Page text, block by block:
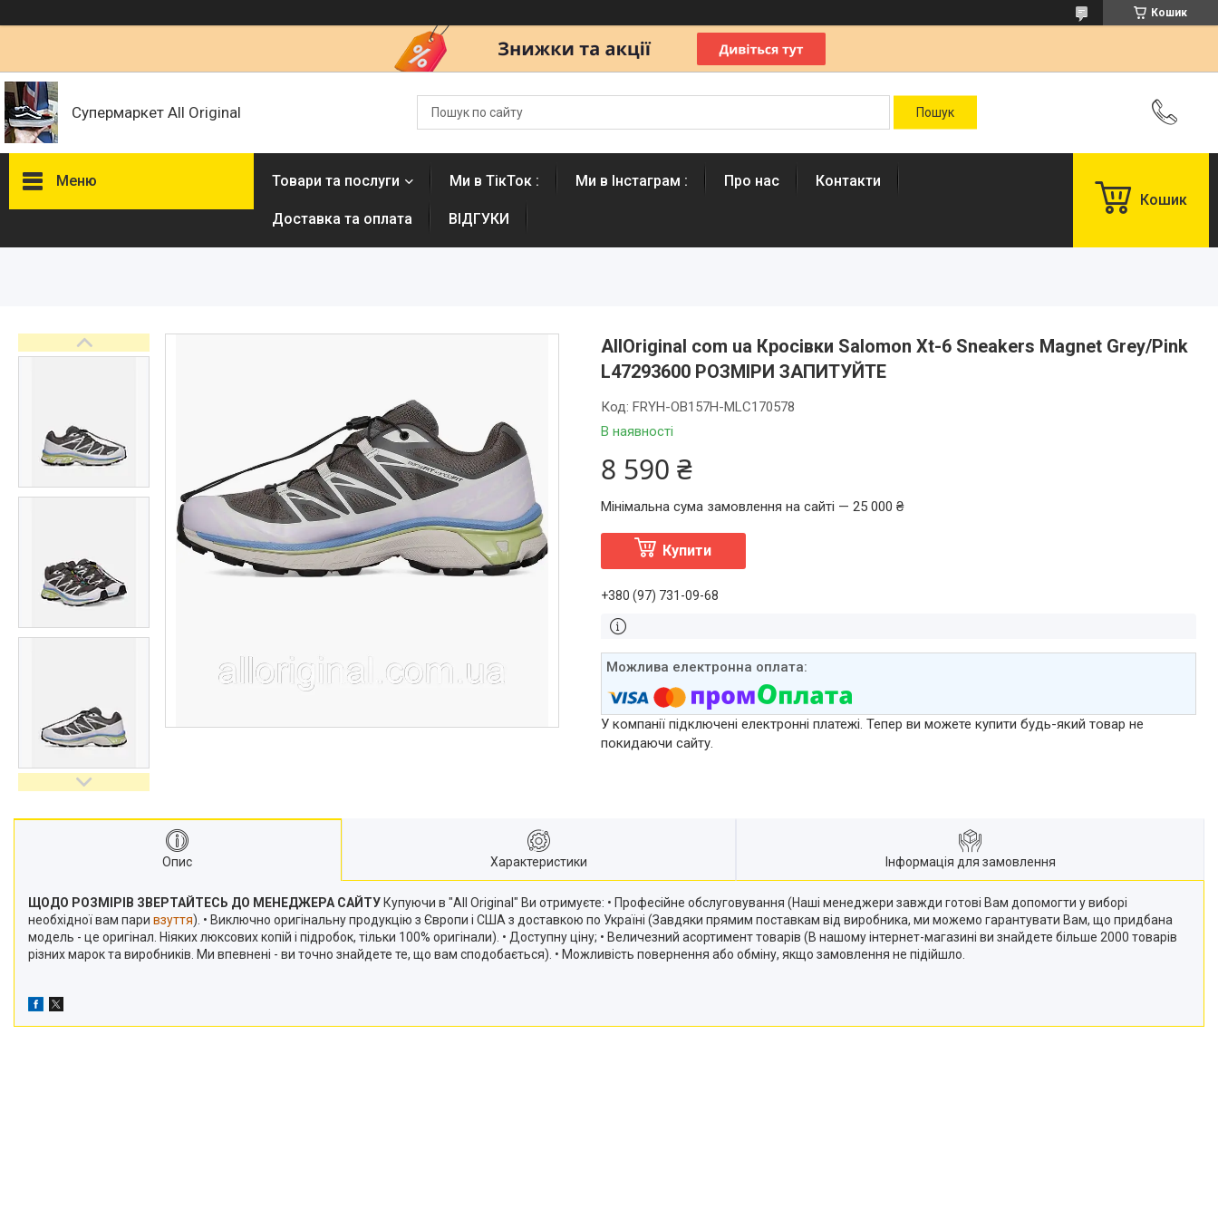
Кошик
Супермаркет All Original
Меню Товари та послуги Ми в ТікТок : Ми в Інстаграм : Про нас Контакти
Доставка та оплата ВІДГУКИ
Кошик
AllOriginal com ua Кросівки Salomon Xt-6 Sneakers Magnet Grey/Pink
L47293600 РОЗМІРИ ЗАПИТУЙТЕ
В наявності
Код: FRYH-OB157H-MLC170578
8 590 ₴
Мінімальна сума замовлення на сайті — 25 000 ₴
Купити
+380 (97) 731-09-68
У компанії підключені електронні платежі. Тепер ви можете купити будь-який товар не
покидаючи сайту.
Опис Характеристики Інформація для замовлення
ЩОДО РОЗМІРІВ ЗВЕРТАЙТЕСЬ ДО МЕНЕДЖЕРА САЙТУ Купуючи в "All Original" Ви отримуєте: • Професійне обслуговування (Наші менеджери завжди готові Вам допомогти у виборі
необхідної вам пари взуття). • Виключно оригінальну продукцію з Європи і США з доставкою по Україні (Завдяки прямим поставкам від виробника, ми можемо гарантувати Вам, що придбана
модель - це оригінал. Ніяких люксових копій і підробок, тільки 100% оригінали). • Доступну ціну; • Величезний асортимент товарів (В нашому інтернет-магазині ви знайдете більше 2000 товарів
різних марок та виробників. Ми впевнені - ви точно знайдете те, що вам сподобається). • Можливість повернення або обміну, якщо замовлення не підійшло.